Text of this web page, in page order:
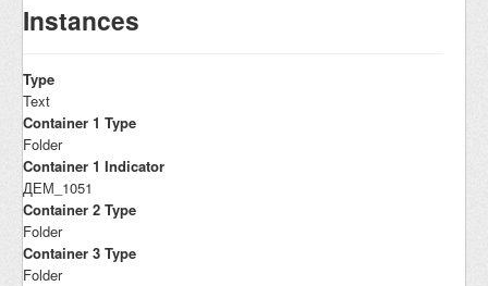
Instances
Type
Text
Container 1 Type
Folder
Container 1 Indicator
ДЕМ_1051
Container 2 Type
Folder
Container 3 Type
Folder